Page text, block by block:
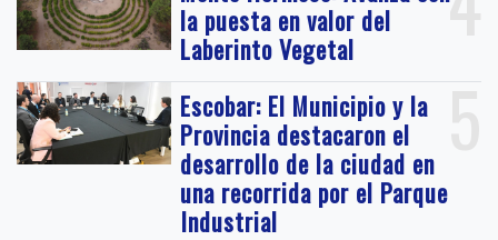
la puesta en valor del
Laberinto Vegetal
5
Escobar: El Municipio y la
Provincia destacaron el
desarrollo de la ciudad en
una recorrida por el Parque
Industrial